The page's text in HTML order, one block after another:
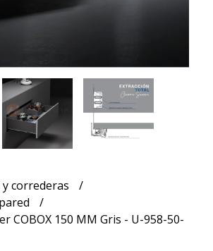
y correderas
COBOX 150 MM Gris - U-958-50-